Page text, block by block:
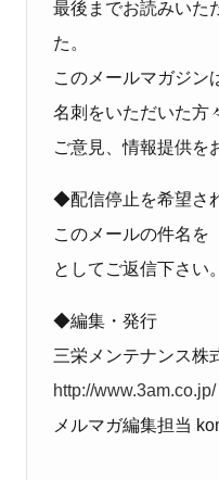
最後までお読みいた
た。
このメールマガジン
名刺をいただいた方
ご意見、情報提供を
◆配信停止を希望さ
このメールの件名を
としてご返信下さい。
◆編集・発行
三栄メンテナンス
http://www.3am.co.jp/
メルマガ編集担当 k